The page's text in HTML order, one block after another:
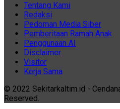
Tentang Kami
Redaksi
Pedoman Media Siber
Pemberitaan Ramah Anak
Penggunaan AI
Disclaimer
Visitor
Kerja Sama
© 2022 Sekitarkaltim.id -
Reserved.